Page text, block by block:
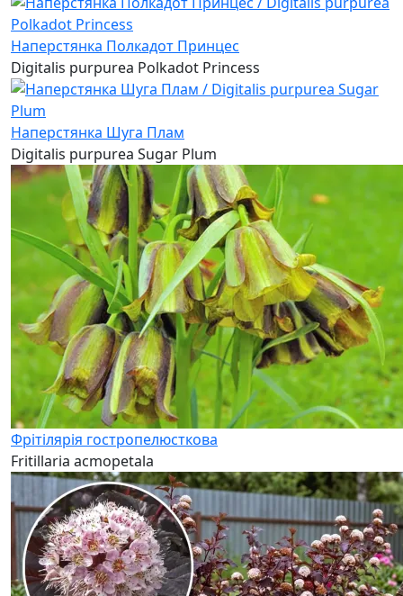
Наперстянка Полкадот Принцес
Digitalis purpurea Polkadot Princess
Наперстянка Шуга Плам
Digitalis purpurea Sugar Plum
Фрітілярія гостропелюсткова
Fritillaria acmopetala